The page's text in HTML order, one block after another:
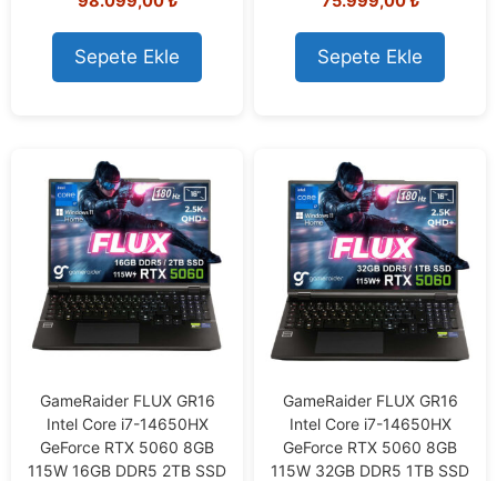
t
o
f
5
Sepete Ekle
t
o
f
5
Sepete Ekle
GameRaider FLUX GR16
Intel Core i7-14650HX
GeForce RTX 5060 8GB
115W 16GB DDR5 2TB SSD
GameRaider FLUX GR16
Intel Core i7-14650HX
GeForce RTX 5060 8GB
115W 32GB DDR5 1TB SSD